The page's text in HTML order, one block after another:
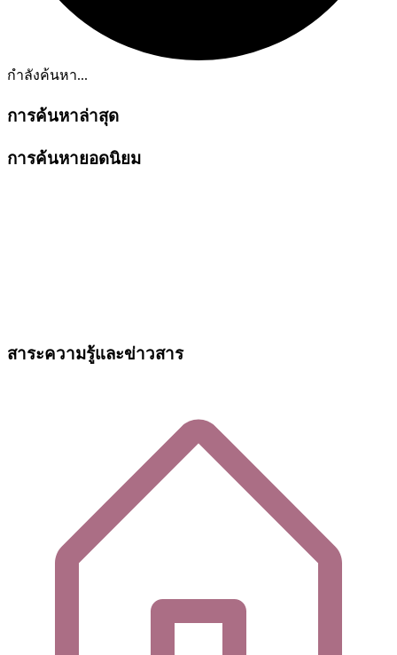
กำลังค้นหา...
การค้นหาล่าสุด
การค้นหายอดนิยม
สาระความรู้และข่าวสาร